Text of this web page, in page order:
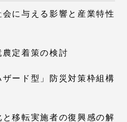
に与える影響と産業特性
定着策の検討
ード型」防災対策枠組構
移転実施者の復興感の解